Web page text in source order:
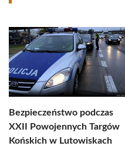
Bezpieczeństwo podczas
XXII Powojennych Targów
Końskich w Lutowiskach